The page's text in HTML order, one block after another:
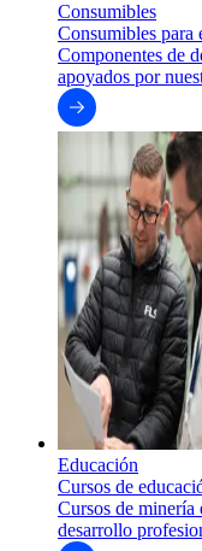
Consumibles
Consumibles para
Componentes de
apoyados por
Educación
Cursos de
Cursos de minería
desarrollo